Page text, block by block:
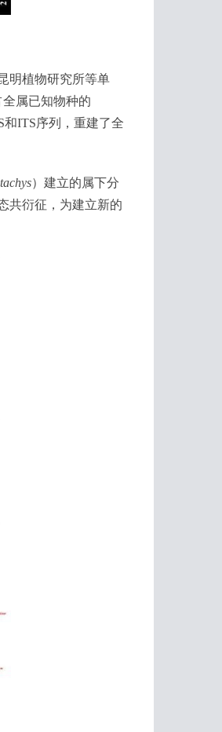
明植物研究所等单
属已知物种的
和ITS序列，重建了全
）建立的属下分
共衍征，为建立新的